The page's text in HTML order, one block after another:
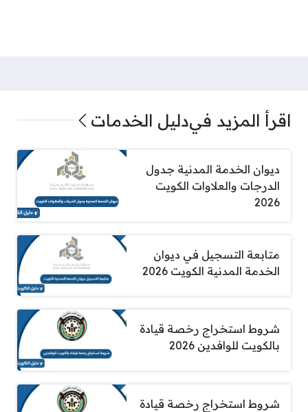
اقرأ المزيد فيدليل الخدمات
ديوان الخدمة المدنية جدول
الدرجات والعلاوات الكويت
2026
متابعة التسجيل في ديوان
الخدمة المدنية الكويت 2026
شروط استخراج رخصة قيادة
بالكويت للوافدين 2026
شروط استخراج رخصة قيادة